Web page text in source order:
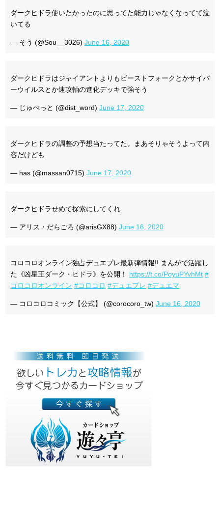
ダークヒドラ使いたかったのに思ってた能力じゃなくなってて泣
いてる
— そう (@Sou__3026) June 16, 2020
ダークヒドラはジャイアントよりもビーストフォークとかサイバ
ーウイルスとか速攻軸の進化デッキで強そう
— じゅぺっと (@dist_word) June 17, 2020
ダークヒドラの調整の予想当たってた。まあそりゃそうよって内
容だけども
— has (@massan0715) June 17, 2020
ダークヒドラせめて探索にしてくれ
— アリス・だらごろ (@arisGX88) June 16, 2020
コロコロオンライン独占デュエプレ最新弾情報!! まんがで活躍し
た《凶星王ダーク・ヒドラ》を公開！ https://t.co/PoyuPYvhMt #
コロコロオンライン #コロコロ #デュエプレ #デュエマ
— コロコロコミック【公式】 (@corocoro_tw) June 16, 2020